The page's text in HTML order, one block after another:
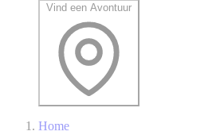
Vind een Avontuur
Home